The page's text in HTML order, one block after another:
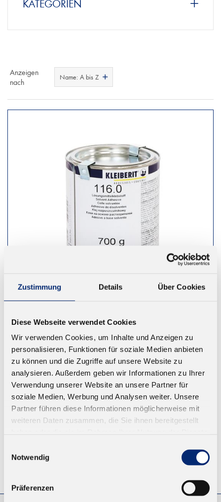
Zustimmung Details Über Cookies
Diese Webseite verwendet Cookies
Wir verwenden Cookies, um Inhalte und Anzeigen zu
personalisieren, Funktionen für soziale Medien anbieten
zu können und die Zugriffe auf unsere Website zu
analysieren. Außerdem geben wir Informationen zu Ihrer
Verwendung unserer Website an unsere Partner für
soziale Medien, Werbung und Analysen weiter. Unsere
Partner führen diese Informationen möglicherweise mit
weiteren Daten zusammen, die Sie ihnen bereitgestellt
Notwendig
Präferenzen
KATEGORIEN
Anzeigen
nach
Name: A bis Z
Härter. Farbe: beige
Ab 16,08 € zzgl. MwSt.
ZUM WARENKORB